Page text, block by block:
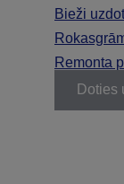
Bieži
Remonta
Doties